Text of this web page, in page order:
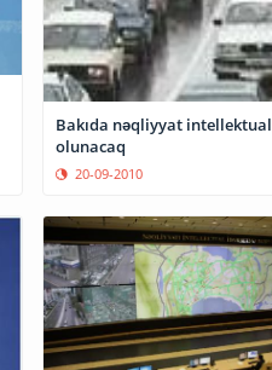
Bakıda nəqliyyat
olunacaq
20-09-2010